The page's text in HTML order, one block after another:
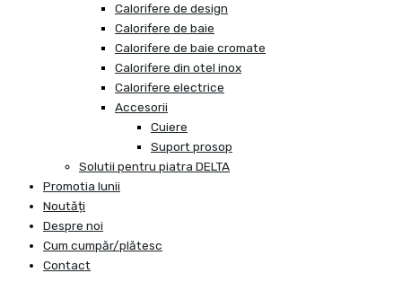
Calorifere de design
Calorifere de baie
Calorifere de baie cromate
Calorifere din otel inox
Calorifere electrice
Accesorii
Cuiere
Suport prosop
Solutii pentru piatra DELTA
Promotia lunii
Noutăți
Despre noi
Cum cumpăr/plătesc
Contact